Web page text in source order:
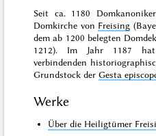
Seit ca. 1180
Domkirche von Freising
dem ab 1200 belegten
1212). Im Jahr 1187
verbindenden
Grundstock derGesta
Werke
Über die Heiligtümer